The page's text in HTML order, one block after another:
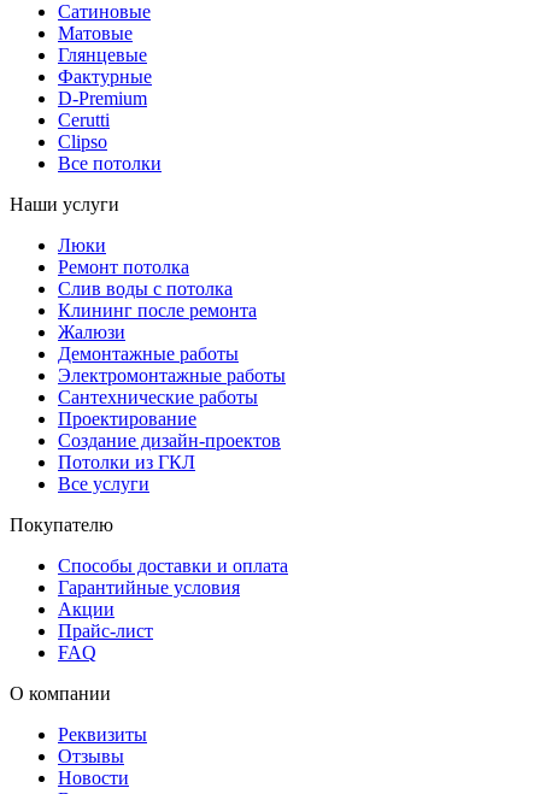
Сатиновые
Матовые
Глянцевые
Фактурные
D-Premium
Cerutti
Clipso
Все потолки
Наши услуги
Люки
Ремонт потолка
Слив воды с потолка
Клининг после ремонта
Жалюзи
Демонтажные работы
Электромонтажные работы
Сантехнические работы
Проектирование
Создание дизайн-проектов
Потолки из ГКЛ
Все услуги
Покупателю
Способы доставки и оплата
Гарантийные условия
Акции
Прайс-лист
FAQ
О компании
Реквизиты
Отзывы
Новости